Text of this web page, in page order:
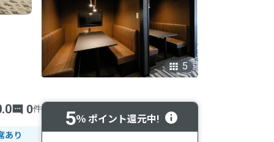
5
0件
あり
5％ ポイント還元中!